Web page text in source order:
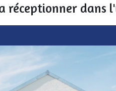
dans